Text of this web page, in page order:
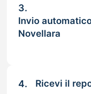
3.
Invio
Novellara
4. Ricevi il